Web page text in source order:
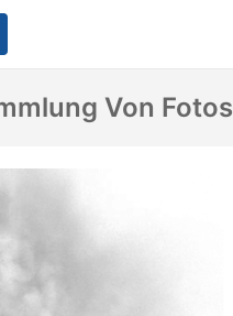
Von Fotos